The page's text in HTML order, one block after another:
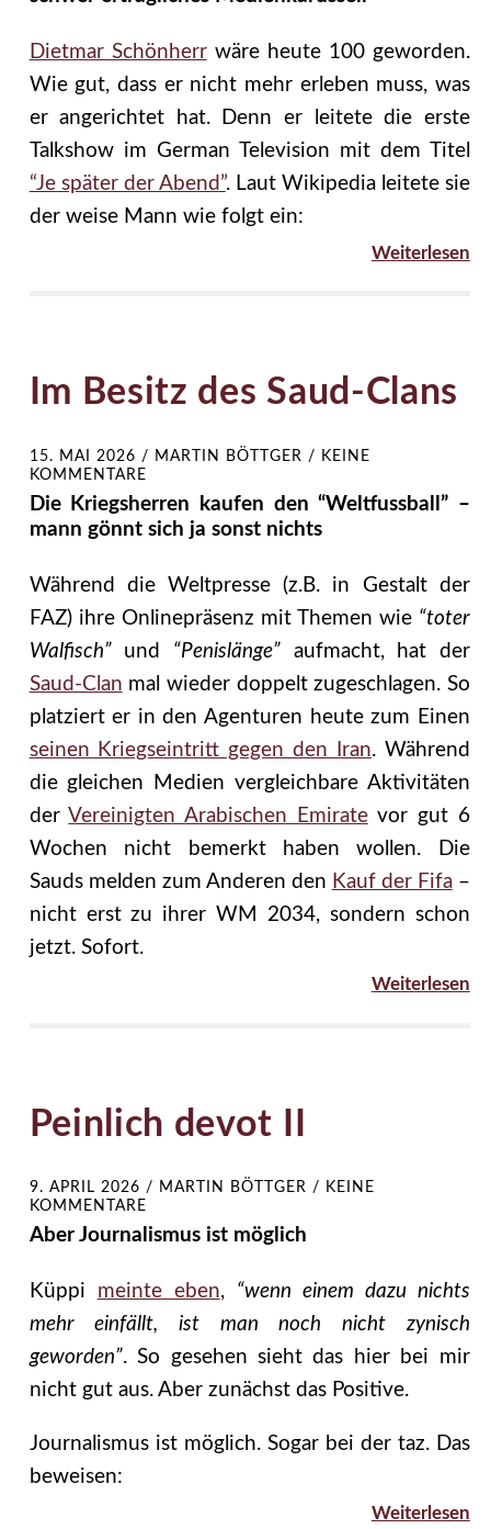
Dietmar Schönherrwäre heute 100 geworden.
Wie gut, dass er nicht mehr erleben muss, was
er angerichtet hat. Denn er leitete die erste
Talkshow im German Television mit dem Titel
“Je später der Abend”. Laut Wikipedia leitete sie
der weise Mann wie folgt ein:
Weiterlesen
Im Besitz des Saud-Clans
15. MAI 2026 / MARTIN BÖTTGER / KEINE
KOMMENTARE
Die Kriegsherren kaufen den “Weltfussball” –
mann gönnt sich ja sonst nichts
Während die Weltpresse (z.B. in Gestalt der
FAZ) ihre Onlinepräsenz mit Themen wie “toter
Walfisch”und “Penislänge”aufmacht, hat der
Saud-Clan mal wieder doppelt zugeschlagen. So
platziert er in den Agenturen heute zum Einen
seinen Kriegseintritt gegen den Iran. Während
die gleichen Medien vergleichbare Aktivitäten
derVereinigten Arabischen Emiratevor gut 6
Wochen nicht bemerkt haben wollen. Die
Sauds melden zum Anderen den Kauf der Fifa–
nicht erst zu ihrer WM 2034, sondern schon
jetzt. Sofort.
Weiterlesen
Peinlich devot II
9. APRIL 2026 / MARTIN BÖTTGER /
KEINE
KOMMENTARE
Aber Journalismus ist möglich
Küppi meinte eben, “wenn einem dazu nichts
mehr einfällt, ist man noch nicht zynisch
geworden”. So gesehen sieht das hier bei mir
nicht gut aus. Aber zunächst das Positive.
Journalismus ist möglich. Sogar bei der taz. Das
beweisen:
Weiterlesen